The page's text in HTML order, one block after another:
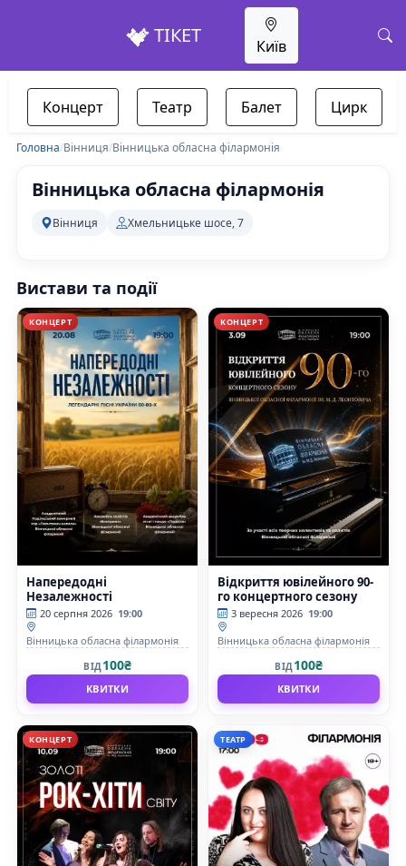
ТІКЕТ Київ
Концерт Театр Балет Цирк
Головна/Вінниця/Вінницька обласна філармонія
Вінницька обласна філармонія
Вінниця Хмельницьке шосе, 7
Вистави та події
КОНЦЕРТ
Напередодні
Незалежності
20 серпня 2026 19:00
Вінницька обласна філармонія
ВІД 100₴
КВИТКИ
КОНЦЕРТ
Відкриття ювілейного 90-
го концертного сезону
3 вересня 2026 19:00
Вінницька обласна філармонія
ВІД 100₴
КВИТКИ
КОНЦЕРТ ТЕАТР